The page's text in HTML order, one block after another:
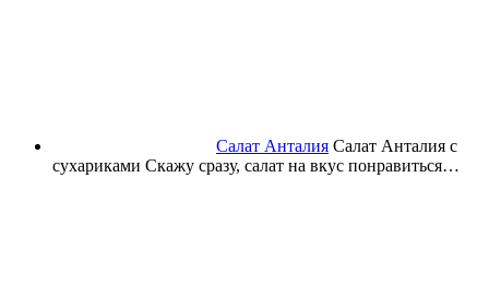
Салат Анталия Салат Анталия с
сухариками Скажу сразу, салат на вкус понравиться…